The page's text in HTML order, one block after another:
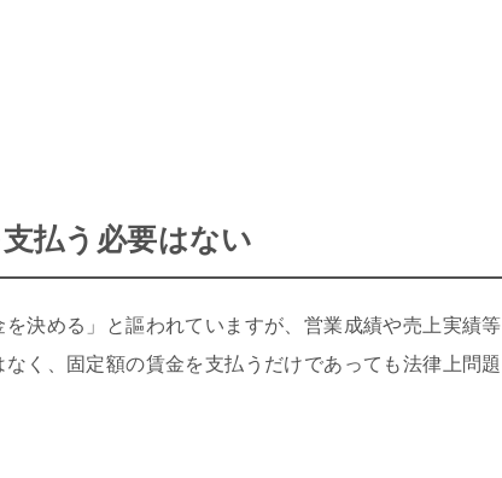
払う必要はない
決める」と謳われていますが、営業成績や売上実績等
く、固定額の賃金を支払うだけであっても法律上問題